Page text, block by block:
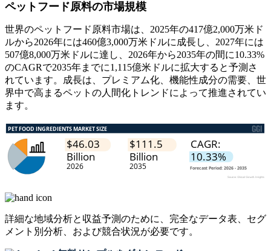
ペットフード原料の市場規模
世界のペットフード原料市場は、2025年の417億2,000万米ド
ルから2026年には460億3,000万米ドルに成長し、2027年には
507億8,000万米ドルに達し、2026年から2035年の間に10.33%
のCAGRで2035年までに1,115億米ドルに拡大すると予測さ
れています。成長は、プレミアム化、機能性成分の需要、世
界中で高まるペットの人間化トレンドによって推進されてい
ます。
詳細な地域分析と収益予測のために、 完全なデータ表、セグ
メント別分析、および競合状況が必要です。